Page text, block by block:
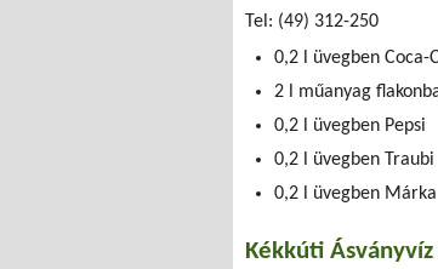
Tel: (49) 312-250
0,2 l üvegben Coca-
2 l műanyag
0,2 l üvegben Pepsi
0,2 l üvegben Traubi
0,2 l üvegben Márka
Kékkúti Ásványvíz